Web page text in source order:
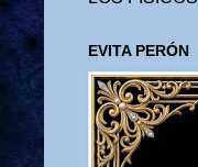
EVITA PERÓN